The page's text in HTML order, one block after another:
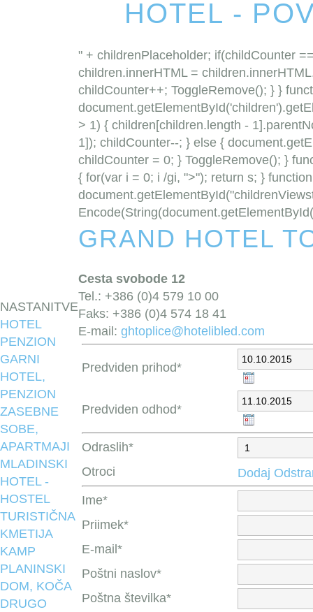
NASTANITVE
HOTEL
PENZION
GARNI
HOTEL,
PENZION
ZASEBNE
SOBE,
APARTMAJI
MLADINSKI
HOTEL -
HOSTEL
TURISTIČNA
KMETIJA
KAMP
PLANINSKI
DOM, KOČA
DRUGO
HOTEL -
" + childrenPlaceholder; if(childCounter
children.innerHTML =
childCounter++; ToggleRemove(); } }
> 1) { children[children.length -
1]); childCounter--; } else {
childCounter = 0; } ToggleRemove(); }
{ for(var i = 0; i /gi, ">"); return s; }
GRAND HOTEL
Cesta svobode 12
Tel.: +386 (0)4 579 10 00
Faks: +386 (0)4 574 18 41
E-mail: ghtoplice@hotelibled.com
Predviden prihod*
Predviden odhod*
Odraslih*
Otroci
Dodaj
Ime*
Priimek*
E-mail*
Poštni naslov*
Poštna številka*